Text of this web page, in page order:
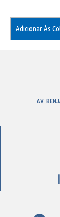
Adicionar Às
AV.